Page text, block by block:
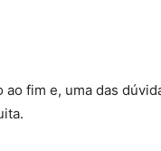
fim e, uma das